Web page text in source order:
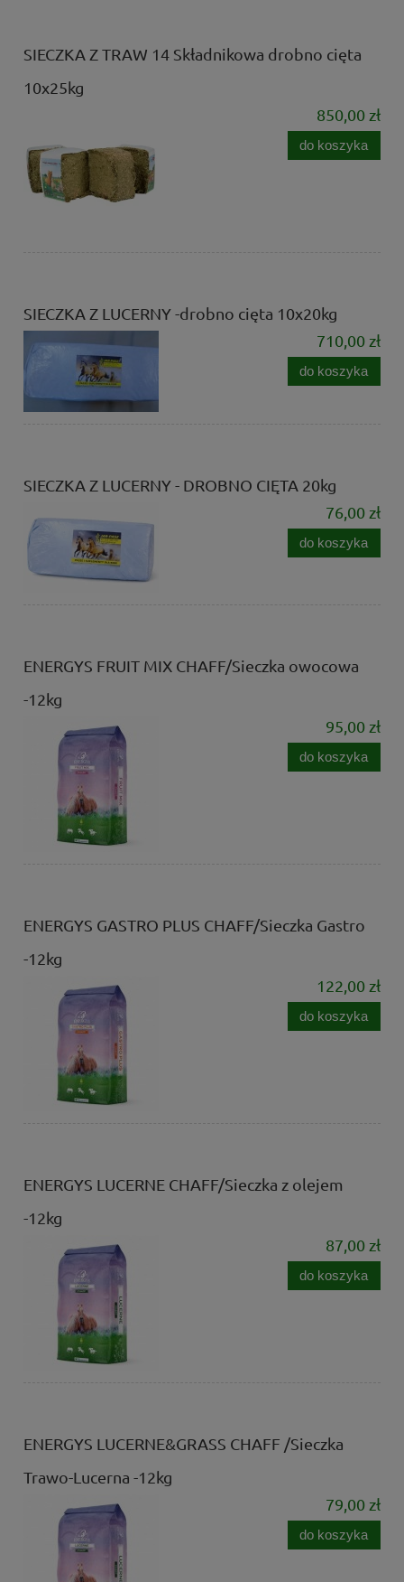
SIECZKA Z TRAW 14 Składnikowa drobno cięta
10x25kg
850,00 zł
do koszyka
SIECZKA Z LUCERNY -drobno cięta 10x20kg
710,00 zł
do koszyka
SIECZKA Z LUCERNY - DROBNO CIĘTA 20kg
76,00 zł
do koszyka
ENERGYS FRUIT MIX CHAFF/Sieczka owocowa
-12kg
95,00 zł
do koszyka
ENERGYS GASTRO PLUS CHAFF/Sieczka Gastro
-12kg
122,00 zł
do koszyka
ENERGYS LUCERNE CHAFF/Sieczka z olejem
-12kg
87,00 zł
do koszyka
ENERGYS LUCERNE&GRASS CHAFF /Sieczka
Trawo-Lucerna -12kg
79,00 zł
do koszyka